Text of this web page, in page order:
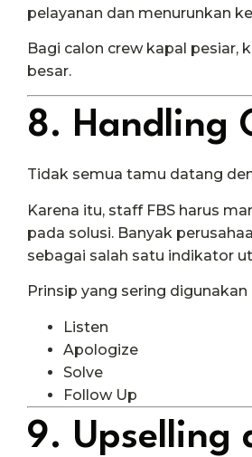
pelayanan dan menurunkan
Bagi calon crew kapal pesiar,
besar.
8. Handling
Tidak semua tamu datang
Karena itu, staff FBS harus
pada solusi. Banyak
sebagai salah satu indikator
Prinsip yang sering digunakan
Listen
Apologize
Solve
Follow Up
9. Upselling